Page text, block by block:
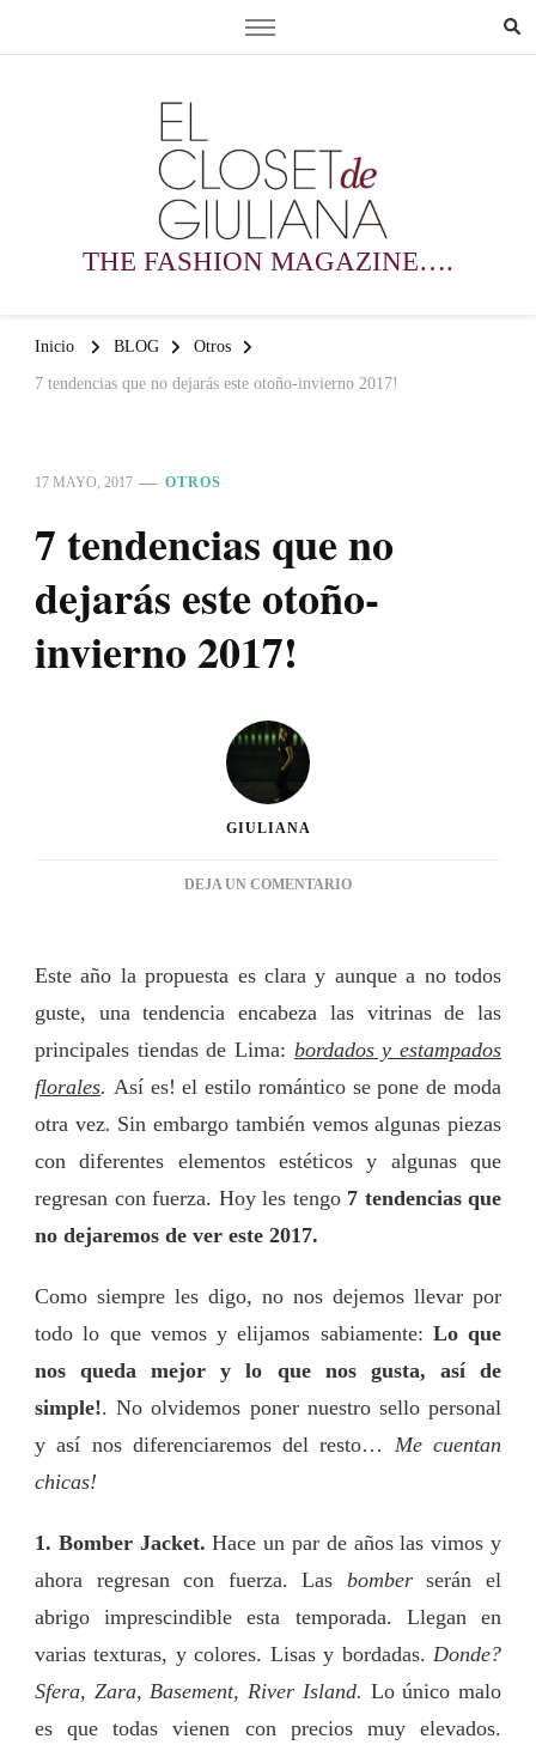
THE FASHION MAGAZINE….
Inicio BLOG Otros
7 tendencias que no dejarás este otoño-invierno 2017!
17 MAYO, 2017 OTROS
7 tendencias que no
dejarás este otoño-
invierno 2017!
GIULIANA
DEJA UN COMENTARIOEN
NO
DEJARÁS
OTOÑO-
INVIERNO
Este año la propuesta es clara y aunque a no todos
guste, una tendencia encabeza las vitrinas de las
principales tiendas de Lima: bordados y estampados
florales. Así es! el estilo romántico se pone de moda
otra vez. Sin embargo también vemos algunas piezas
con diferentes elementos estéticos y algunas que
regresan con fuerza. Hoy les tengo7 tendencias que
no dejaremos de ver este 2017.
Como siempre les digo, no nos dejemos llevar por
todo lo que vemos y elijamos sabiamente: Lo que
nos queda mejor y lo que nos gusta, así de
simple!. No olvidemos poner nuestro sello personal
y así nos diferenciaremos del resto… Me cuentan
chicas!
1. Bomber Jacket. Hace un par de años las vimos y
ahora regresan con fuerza. Las bomberserán el
abrigo imprescindible esta temporada. Llegan en
varias texturas, y colores. Lisas y bordadas. Donde?
Sfera, Zara, Basement, River Island. Lo único malo
es que todas vienen con precios muy elevados.